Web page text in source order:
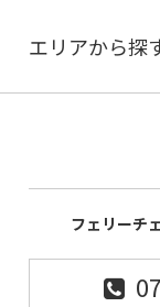
エリアから探
フェリーチ